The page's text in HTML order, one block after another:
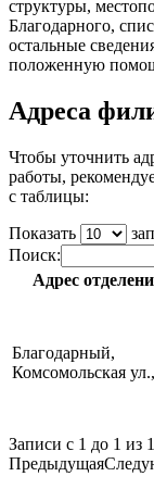
структуры,
Благодарного,
остальные
положенную
Адреса
Чтобы уточнить
работы,
с таблицы:
Показать
Поиск:
Адрес
Благодарный,
Комсомольская
Записи с 1 до 1 из
Предыдущая